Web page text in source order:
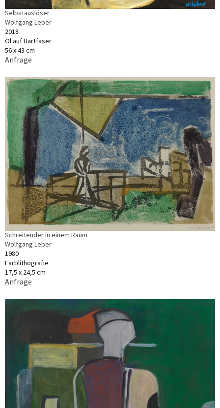
Selbstauslöser
Wolfgang Leber
2018
Öl auf Hartfaser
56 x 43 cm
Anfrage
Schreitender in einem Raum
Wolfgang Leber
1980
Farblithografie
17,5 x 24,5 cm
Anfrage